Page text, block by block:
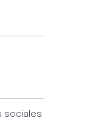
sociales